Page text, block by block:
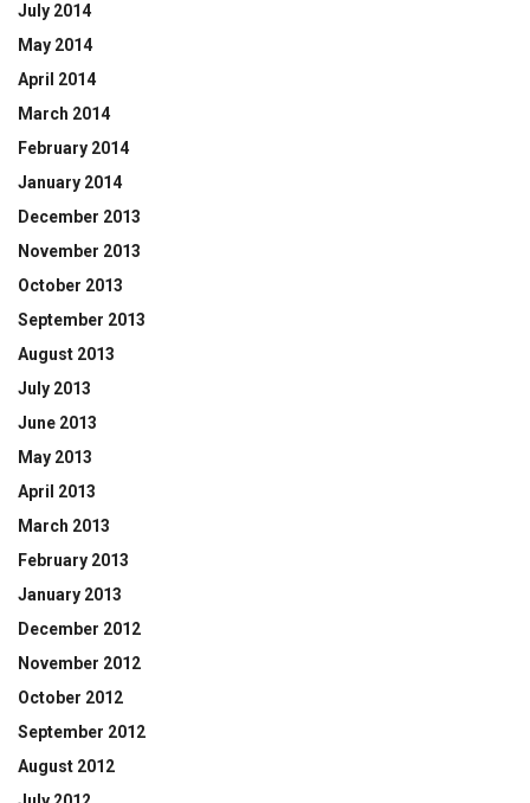
July 2014
May 2014
April 2014
March 2014
February 2014
January 2014
December 2013
November 2013
October 2013
September 2013
August 2013
July 2013
June 2013
May 2013
April 2013
March 2013
February 2013
January 2013
December 2012
November 2012
October 2012
September 2012
August 2012